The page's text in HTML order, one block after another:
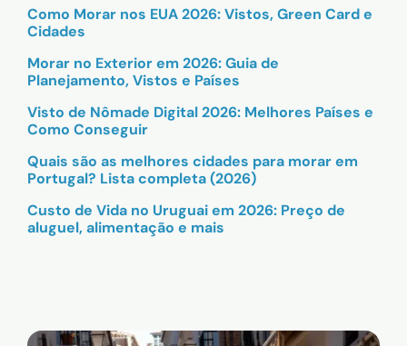
Como Morar nos EUA 2026: Vistos, Green Card e
Cidades
Morar no Exterior em 2026: Guia de
Planejamento, Vistos e Países
Visto de Nômade Digital 2026: Melhores Países e
Como Conseguir
Quais são as melhores cidades para morar em
Portugal? Lista completa (2026)
Custo de Vida no Uruguai em 2026: Preço de
aluguel, alimentação e mais